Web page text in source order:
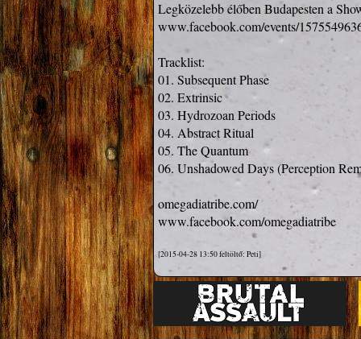
www.facebook.com/events/
Tracklist:
01. Subsequent Phase
02. Extrinsic
03. Hydrozoan Periods
04. Abstract Ritual
05. The Quantum
06. Unshadowed Days (Perception
omegadiatribe.com/
www.facebook.com/omegadiatribe
[2015-04-28 13:50 feltöltő: Peti]